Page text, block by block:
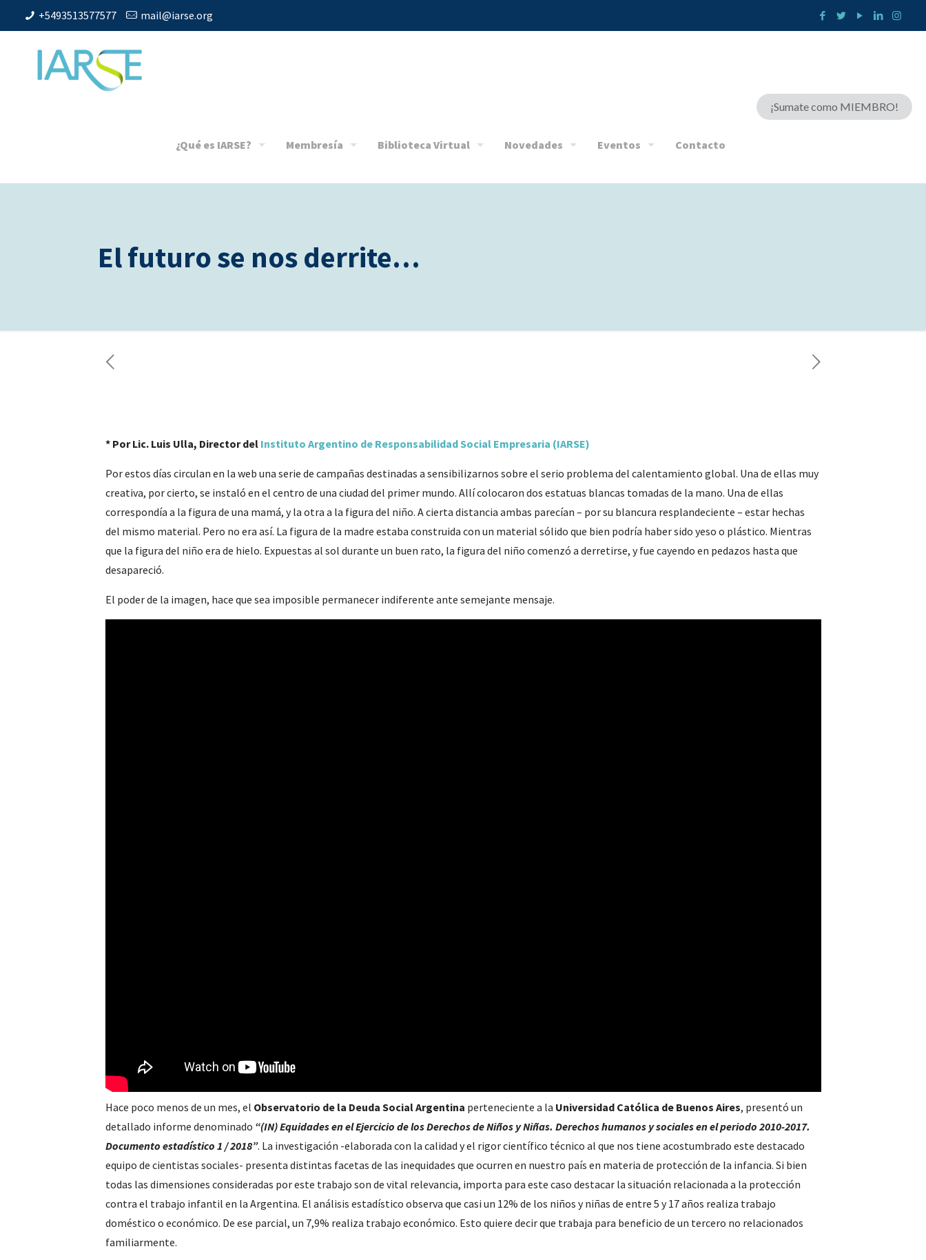
+5493513577577 mail@iarse.org
¿Qué es IARSE? Membresía Biblioteca Virtual Novedades Eventos Contacto
¡Sumate como MIEMBRO!
El futuro se nos derrite…
* Por Lic. Luis Ulla, Director del Instituto Argentino de Responsabilidad Social Empresaria (IARSE)
Por estos días circulan en la web una serie de campañas destinadas a sensibilizarnos sobre el serio problema del calentamiento global. Una de ellas muy
creativa, por cierto, se instaló en el centro de una ciudad del primer mundo. Allí colocaron dos estatuas blancas tomadas de la mano. Una de ellas
correspondía a la figura de una mamá, y la otra a la figura del niño. A cierta distancia ambas parecían – por su blancura resplandeciente – estar hechas
del mismo material. Pero no era así. La figura de la madre estaba construida con un material sólido que bien podría haber sido yeso o plástico. Mientras
que la figura del niño era de hielo. Expuestas al sol durante un buen rato, la figura del niño comenzó a derretirse, y fue cayendo en pedazos hasta que
desapareció.
El poder de la imagen, hace que sea imposible permanecer indiferente ante semejante mensaje.
Hace poco menos de un mes, el Observatorio de la Deuda Social Argentina perteneciente a la Universidad Católica de Buenos Aires, presentó un
detallado informe denominado “(IN) Equidades en el Ejercicio de los Derechos de Niños y Niñas. Derechos humanos y sociales en el periodo 2010-2017.
Documento estadístico 1 / 2018”. La investigación -elaborada con la calidad y el rigor científico técnico al que nos tiene acostumbrado este destacado
equipo de cientistas sociales- presenta distintas facetas de las inequidades que ocurren en nuestro país en materia de protección de la infancia. Si bien
todas las dimensiones consideradas por este trabajo son de vital relevancia, importa para este caso destacar la situación relacionada a la protección
contra el trabajo infantil en la Argentina. El análisis estadístico observa que casi un 12% de los niños y niñas de entre 5 y 17 años realiza trabajo
doméstico o económico. De ese parcial, un 7,9% realiza trabajo económico. Esto quiere decir que trabaja para beneficio de un tercero no relacionados
familiarmente.